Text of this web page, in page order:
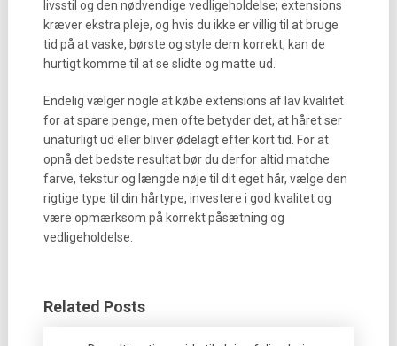
livsstil og den nødvendige vedligeholdelse; extensions
kræver ekstra pleje, og hvis du ikke er villig til at bruge
tid på at vaske, børste og style dem korrekt, kan de
hurtigt komme til at se slidte og matte ud.
Endelig vælger nogle at købe extensions af lav kvalitet
for at spare penge, men ofte betyder det, at håret ser
unaturligt ud eller bliver ødelagt efter kort tid. For at
opnå det bedste resultat bør du derfor altid matche
farve, tekstur og længde nøje til dit eget hår, vælge den
rigtige type til din hårtype, investere i god kvalitet og
være opmærksom på korrekt påsætning og
vedligeholdelse.
Related Posts